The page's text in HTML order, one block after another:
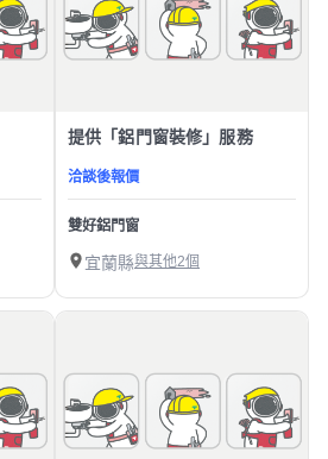
提供「鋁門窗裝修」服務
洽談後報價
雙好鋁門窗
宜蘭縣與其他2個